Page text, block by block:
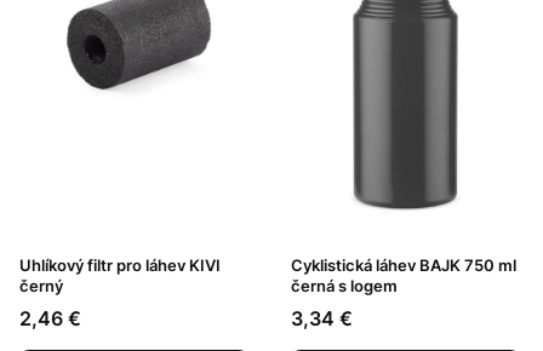
Uhlíkový filtr pro láhev KIVI
černý
Cena
2,46 €
Cyklistická láhev BAJK 750 ml
černá s logem
Cena
3,34 €